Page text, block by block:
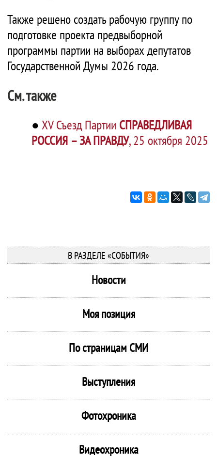
Также решено создать рабочую группу по
подготовке проекта предвыборной
программы партии на выборах депутатов
Государственной Думы 2026 года.
См. также
● XV Съезд Партии СПРАВЕДЛИВАЯ
РОССИЯ – ЗА ПРАВДУ, 25 октября 2025
В РАЗДЕЛЕ «СОБЫТИЯ»
Новости
Моя позиция
По страницам СМИ
Выступления
Фотохроника
Видеохроника